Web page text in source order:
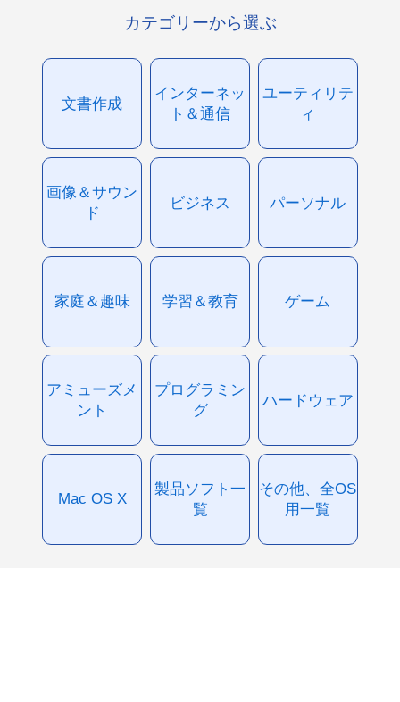
カテゴリーから選ぶ
文書作成
インターネッ
ト＆通信
ユーティリテ
ィ
画像＆サウン
ド
ビジネス パーソナル
家庭＆趣味 学習＆教育 ゲーム
アミューズメ
ント
プログラミン
グ
ハードウェア
Mac OS X
製品ソフト一
覧
その他、全OS
用一覧